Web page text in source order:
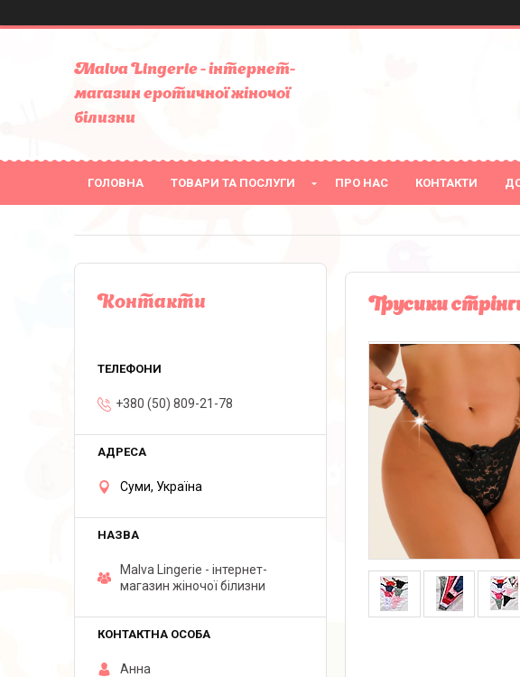
Malva Lingerie - інтернет-
магазин еротичної жіночої
білизни
ГОЛОВНА ТОВАРИ ТА ПОСЛУГИ ПРО НАС КОНТАКТИ
Трусики
Контакти
+380 (50) 809-21-78
Суми, Україна
Malva Lingerie - інтернет-
магазин жіночої білизни
Анна